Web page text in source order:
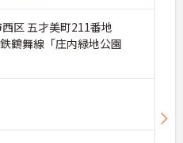
区 五才美町211番地
鶴舞線「庄内緑地公園